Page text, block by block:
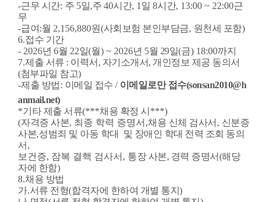
-근무 시간: 주 5일,주 40시간, 1 일 8시간, 13:00 ~ 22:00근
무
-급여:월 2,156,880원(사회보험 본인부담금, 원천세 포함)
6.접수 기간
- 2026년 6월 22일(월) ~ 2026년 5월 29일(금) 18:00까지
7.제출 서류 : 이력서, 자기소개서, 개인정보 제공 동의서
(첨부파일 참고)
-제출 방법: 이메일 접수 / 이메일로만 접수(sonsan2010@h
anmail.net)
*기타 제출 서류(***채용 확정 시 ***)
(자격증 사본, 최종 학력 증명서,채용 신체 검사서 , 신분증
사본,성범죄 및 아동 학대 및 장애인 학대 전력 조회 동의
서 ,
보건증, 잠복 결핵 검사서, 통장 사본, 경력 증명서(해당
자에 한함)
8.채용 방법
가.서류 전형(합격자에 한하여 개별 통지 )